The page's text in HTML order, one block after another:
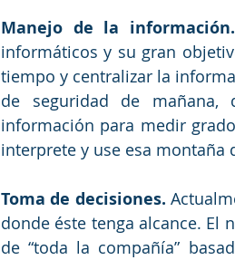
Manejo de la información.
informáticos y su gran
tiempo y centralizar la
de seguridad de
información para medir
interprete y use esa montaña
Toma de decisiones.
donde éste tenga alcance. El
de “toda la compañía”